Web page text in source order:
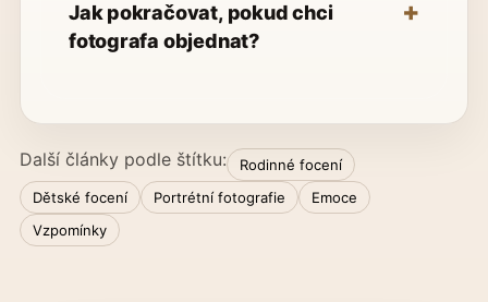
Jak pokračovat, pokud chci
fotografa objednat?
Další články podle štítku:
Rodinné focení
Dětské focení
Portrétní fotografie
Emoce
Vzpomínky